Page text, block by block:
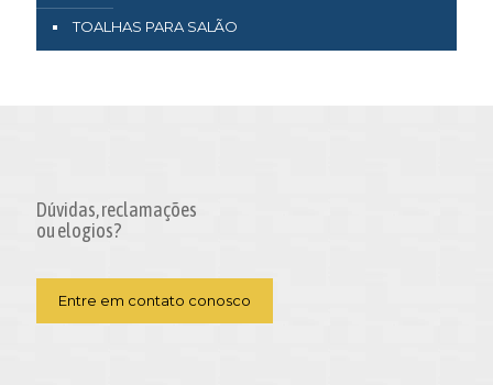
TOALHAS PARA SALÃO
Dúvidas, reclamações
ou elogios?
Entre em contato conosco